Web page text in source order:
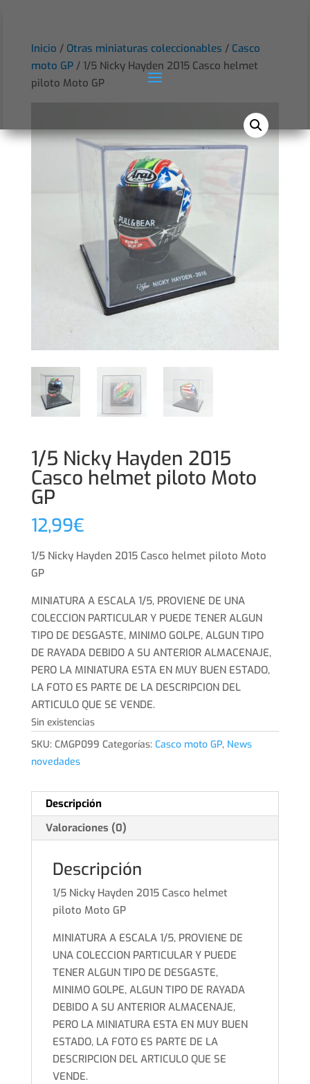
Inicio / Otras miniaturas coleccionables / Casco
moto GP/ 1/5 Nicky Hayden 2015 Casco helmet
piloto Moto GP
1/5 Nicky Hayden 2015
Casco helmet piloto Moto
GP
12,99€
1/5 Nicky Hayden 2015 Casco helmet piloto Moto
GP
MINIATURA A ESCALA 1/5, PROVIENE DE UNA
COLECCION PARTICULAR Y PUEDE TENER ALGUN
TIPO DE DESGASTE, MINIMO GOLPE, ALGUN TIPO
DE RAYADA DEBIDO A SU ANTERIOR ALMACENAJE,
PERO LA MINIATURA ESTA EN MUY BUEN ESTADO,
LA FOTO ES PARTE DE LA DESCRIPCION DEL
ARTICULO QUE SE VENDE.
Sin existencias
SKU: CMGP099 Categorías: Casco moto GP, News
novedades
Descripción
Valoraciones (0)
Descripción
1/5 Nicky Hayden 2015 Casco helmet
piloto Moto GP
MINIATURA A ESCALA 1/5, PROVIENE DE
UNA COLECCION PARTICULAR Y PUEDE
TENER ALGUN TIPO DE DESGASTE,
MINIMO GOLPE, ALGUN TIPO DE RAYADA
DEBIDO A SU ANTERIOR ALMACENAJE,
PERO LA MINIATURA ESTA EN MUY BUEN
ESTADO, LA FOTO ES PARTE DE LA
DESCRIPCION DEL ARTICULO QUE SE
VENDE.